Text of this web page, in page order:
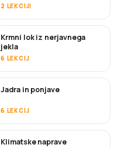
2 LEKCIJI
Krmni lok iz nerjavnega
jekla
6 LEKCIJ
Jadra in ponjave
6 LEKCIJ
KMALU
Klimatske naprave